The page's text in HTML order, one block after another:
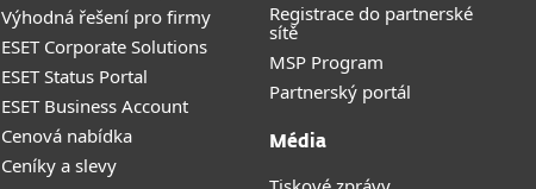
Výhodná řešení pro firmy
ESET Corporate Solutions
ESET Status Portal
ESET Business Account
Cenová nabídka
Ceníky a slevy
Registrace do partnerské
sítě
MSP Program
Partnerský portál
Média